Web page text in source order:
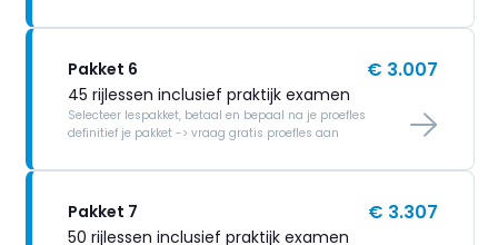
Pakket 6 € 3.007
45 rijlessen inclusief praktijk examen
Selecteer lespakket, betaal en bepaal na je proefles
definitief je pakket -> vraag gratis proefles aan
Pakket 7 € 3.307
50 rijlessen inclusief praktijk examen